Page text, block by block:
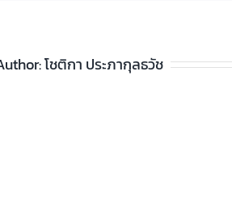
โชติกา ประภากุลธวัช